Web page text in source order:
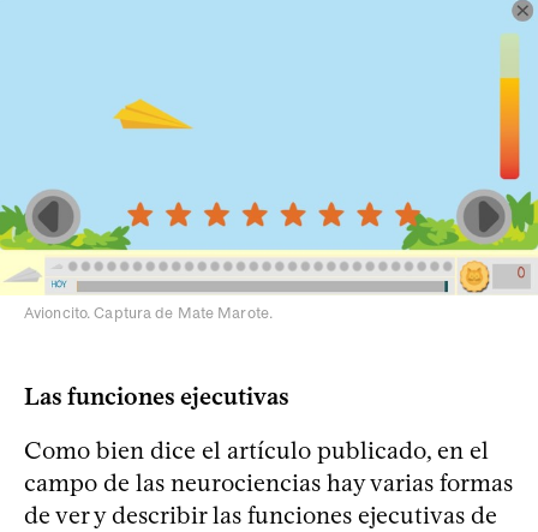
Avioncito. Captura de Mate Marote.
Las funciones ejecutivas
Como bien dice el artículo publicado, en el
campo de las neurociencias hay varias formas
de ver y describir las funciones ejecutivas de